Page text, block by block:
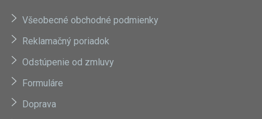
Všeobecné obchodné podmienky
Reklamačný poriadok
Odstúpenie od zmluvy
Formuláre
Doprava